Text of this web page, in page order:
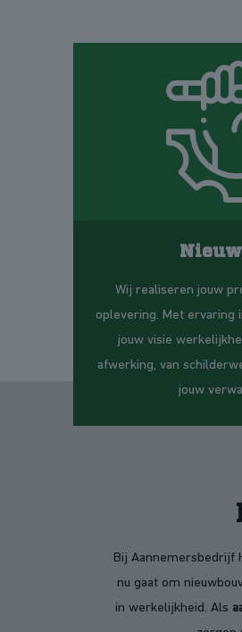
Wij realiseren jouw
oplevering. Met ervaring
jouw visie
afwerking, van
jouw
Bij Aannemersbedrijf
nu gaat om
in werkelijkheid. Als